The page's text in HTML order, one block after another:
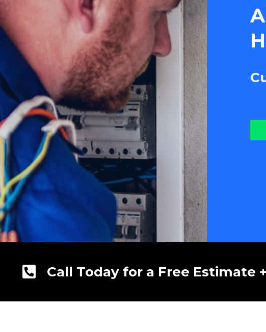
Call Today for a Free Estimate